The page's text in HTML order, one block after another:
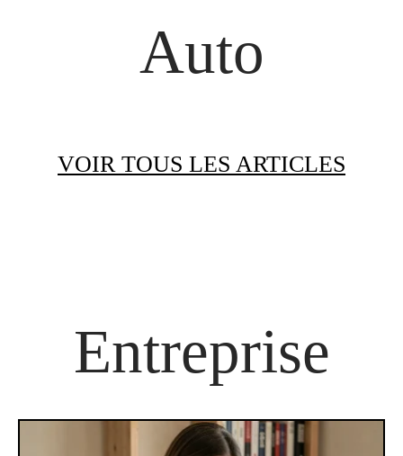
Auto
VOIR TOUS LES ARTICLES
Entreprise